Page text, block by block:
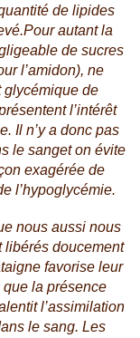
de lipides
Pour autant la
de sucres
l’amidon), ne
glycémique de
l’intérêt
Il n’y a donc pas
le sanget on évite
exagérée de
l’hypoglycémie.
nous aussi nous
libérés doucement
favorise leur
que la présence
l’assimilation
le sang. Les